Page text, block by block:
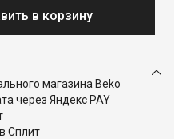
в корзину
магазина Beko
через Яндекс PAY
Сплит